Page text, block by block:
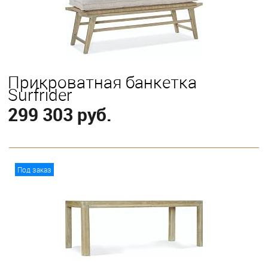
Прикроватная банкетка
Surfrider
299 303 руб.
Под заказ